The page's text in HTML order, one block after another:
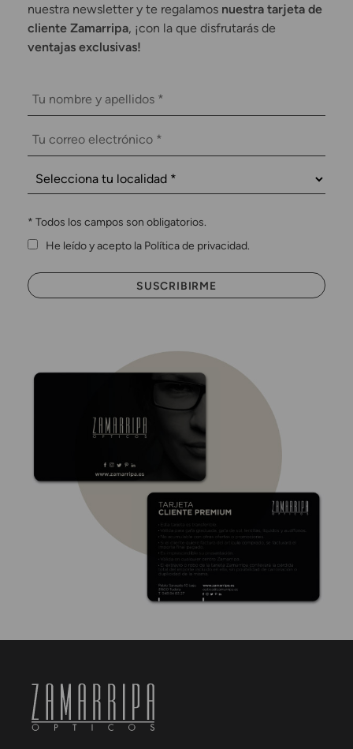
nuestra newsletter y te regalamos nuestra tarjeta de
cliente Zamarripa, ¡con la que disfrutarás de
ventajas exclusivas!
* Todos los campos son obligatorios.
He leído y acepto la Política de privacidad.